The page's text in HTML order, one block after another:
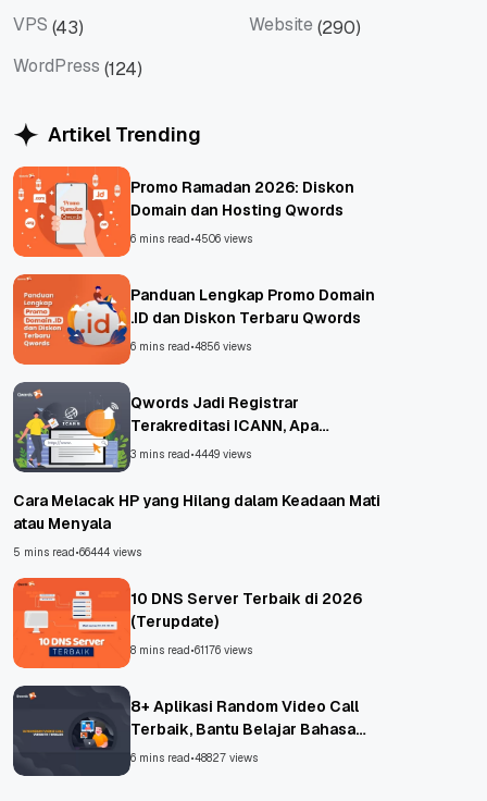
VPS (43) Website (290)
WordPress (124)
Artikel Trending
Promo Ramadan 2026: Diskon
Domain dan Hosting Qwords
6 mins read •4506 views
Panduan Lengkap Promo Domain
.ID dan Diskon Terbaru Qwords
6 mins read •4856 views
Qwords Jadi Registrar
Terakreditasi ICANN, Apa
Untungnya?
3 mins read •4449 views
Cara Melacak HP yang Hilang dalam Keadaan Mati
atau Menyala
5 mins read •66444 views
10 DNS Server Terbaik di 2026
(Terupdate)
8 mins read •61176 views
8+ Aplikasi Random Video Call
Terbaik, Bantu Belajar Bahasa
Asing!
6 mins read •48827 views